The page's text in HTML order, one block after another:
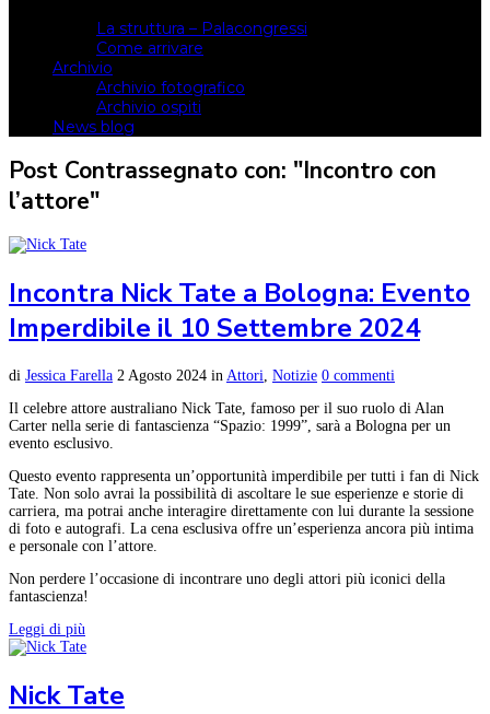
La struttura – Palacongressi
Come arrivare
Archivio
Archivio fotografico
Archivio ospiti
News blog
Post Contrassegnato con: "Incontro con
l’attore"
Incontra Nick Tate a Bologna: Evento
Imperdibile il 10 Settembre 2024
di Jessica Farella 2 Agosto 2024 in Attori Notizie 0 commenti
Il celebre attore australiano Nick Tate, famoso per il suo ruolo di Alan
Carter nella serie di fantascienza “Spazio: 1999”, sarà a Bologna per un
evento esclusivo.
Questo evento rappresenta un’opportunità imperdibile per tutti i fan di Nick
Tate. Non solo avrai la possibilità di ascoltare le sue esperienze e storie di
carriera, ma potrai anche interagire direttamente con lui durante la sessione
di foto e autografi. La cena esclusiva offre un’esperienza ancora più intima
e personale con l’attore.
Non perdere l’occasione di incontrare uno degli attori più iconici della
fantascienza!
Leggi di più
Nick Tate